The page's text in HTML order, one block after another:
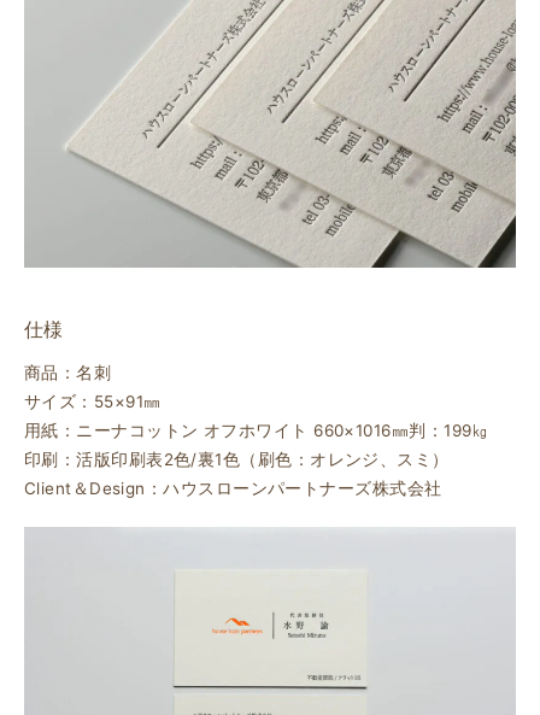
仕様
商品：名刺
サイズ：55×91㎜
用紙：ニーナコットン オフホワイト 660×1016㎜判：199㎏
印刷：活版印刷表2色/裏1色（刷色：オレンジ、スミ）
Client＆Design：ハウスローンパートナーズ株式会社